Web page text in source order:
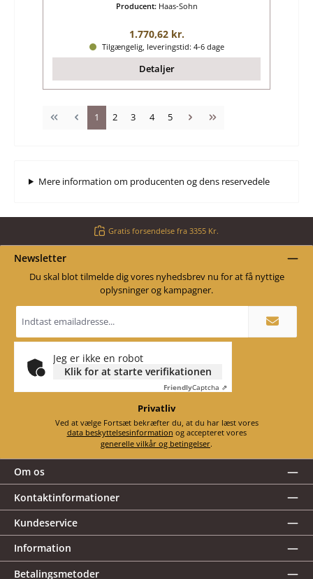
Producent: Haas-Sohn
Almindelig pris:
1.770,62 kr.
Tilgængelig, leveringstid: 4-6 dage
Detaljer
Side
1 Side
2 Side
3 Side
4 Side
5
Mere information om producenten og dens reservedele
Gratis forsendelse fra 3355 Kr.
Newsletter
Du skal blot tilmelde dig vores nyhedsbrev nu for at få nyttige
oplysninger og kampagner.
adresse
Jeg er ikke en robot
Klik for at starte verifikationen
FriendlyCaptcha ⇗
Privatliv
Ved at vælge Fortsæt bekræfter du, at du har læst vores
data beskyttelsesinformation
og accepteret vores
generelle vilkår og betingelser.
Om os
Kontaktinformationer
Kundeservice
Information
Betalingsmetoder